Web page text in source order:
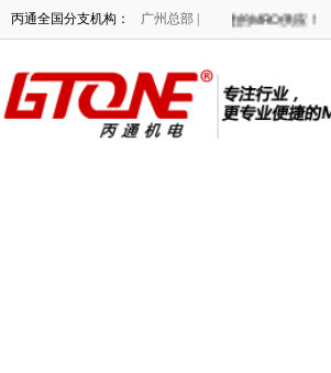
丙通全国分支机构： 广州总部 |
务！BTONE专注行业，提供更专业便捷的MRO供应！